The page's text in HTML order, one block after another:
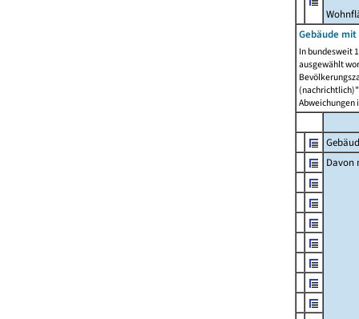
Gebäude
In bundesweit
ausgewählt
Abweichungen
Davon